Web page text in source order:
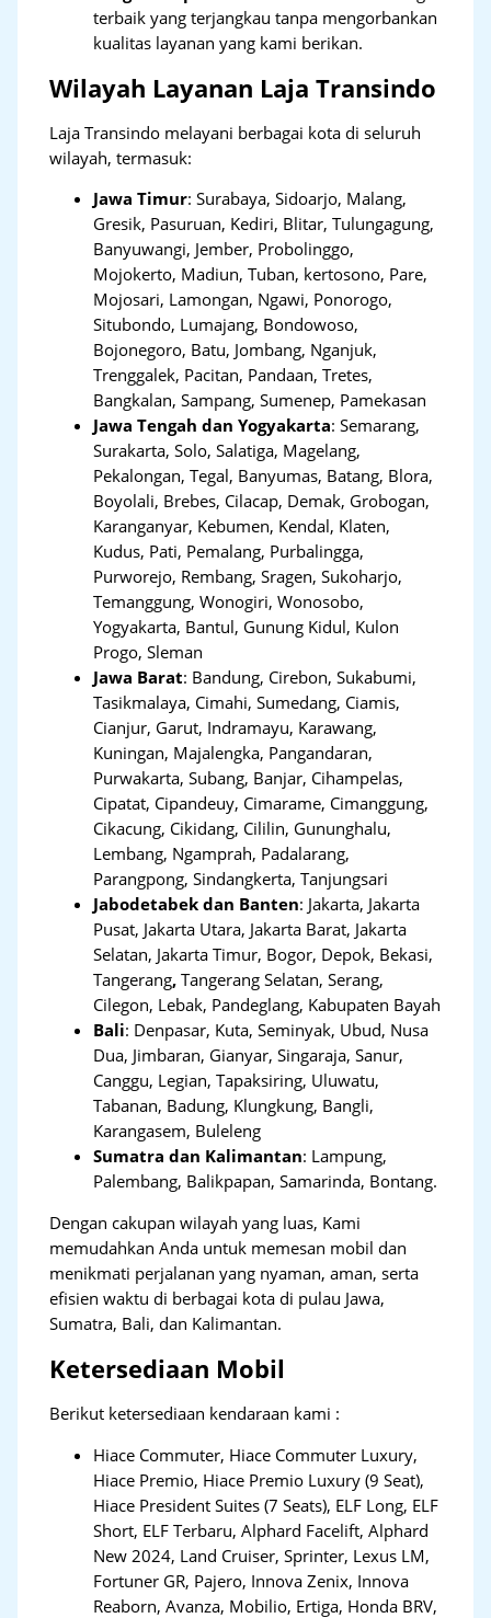
terbaik yang terjangkau tanpa mengorbankan
kualitas layanan yang kami berikan.
Wilayah Layanan Laja Transindo
Laja Transindo melayani berbagai kota di seluruh
wilayah, termasuk:
Jawa Timur:Surabaya, Sidoarjo, Malang,
Gresik, Pasuruan, Kediri, Blitar, Tulungagung,
Banyuwangi, Jember, Probolinggo,
Mojokerto, Madiun, Tuban, kertosono, Pare,
Mojosari, Lamongan, Ngawi, Ponorogo,
Situbondo, Lumajang, Bondowoso,
Bojonegoro, Batu, Jombang, Nganjuk,
Trenggalek, Pacitan, Pandaan, Tretes,
Bangkalan, Sampang, Sumenep, Pamekasan
Jawa Tengah dan Yogyakarta:Semarang,
Surakarta, Solo, Salatiga, Magelang,
Pekalongan, Tegal, Banyumas, Batang, Blora,
Boyolali, Brebes, Cilacap, Demak, Grobogan,
Karanganyar, Kebumen, Kendal, Klaten,
Kudus, Pati, Pemalang, Purbalingga,
Purworejo, Rembang, Sragen, Sukoharjo,
Temanggung, Wonogiri, Wonosobo,
Yogyakarta, Bantul, Gunung Kidul, Kulon
Progo, Sleman
Jawa Barat: Bandung, Cirebon, Sukabumi,
Tasikmalaya, Cimahi, Sumedang, Ciamis,
Cianjur, Garut, Indramayu, Karawang,
Kuningan, Majalengka, Pangandaran,
Purwakarta, Subang, Banjar, Cihampelas,
Cipatat, Cipandeuy, Cimarame, Cimanggung,
Cikacung, Cikidang, Cililin, Gununghalu,
Lembang, Ngamprah, Padalarang,
Parangpong, Sindangkerta, Tanjungsari
Jabodetabek dan Banten: Jakarta, Jakarta
Pusat, Jakarta Utara, Jakarta Barat, Jakarta
Selatan, Jakarta Timur, Bogor, Depok, Bekasi,
Tangerang,Tangerang Selatan, Serang,
Cilegon, Lebak, Pandeglang, Kabupaten Bayah
Bali: Denpasar, Kuta, Seminyak, Ubud, Nusa
Dua, Jimbaran, Gianyar, Singaraja, Sanur,
Canggu, Legian, Tapaksiring, Uluwatu,
Tabanan, Badung, Klungkung, Bangli,
Karangasem, Buleleng
Sumatra dan Kalimantan: Lampung,
Palembang, Balikpapan, Samarinda, Bontang.
Dengan cakupan wilayah yang luas, Kami
memudahkan Anda untuk memesan mobil dan
menikmati perjalanan yang nyaman, aman, serta
efisien waktu di berbagai kota di pulau Jawa,
Sumatra, Bali, dan Kalimantan.
Ketersediaan Mobil
Berikut ketersediaan kendaraan kami :
Hiace Commuter, Hiace Commuter Luxury,
Hiace Premio, Hiace Premio Luxury (9 Seat),
Hiace President Suites (7 Seats), ELF Long, ELF
Short, ELF Terbaru, Alphard Facelift, Alphard
New 2024, Land Cruiser, Sprinter, Lexus LM,
Fortuner GR, Pajero, Innova Zenix, Innova
Reaborn, Avanza, Mobilio, Ertiga, Honda BRV,